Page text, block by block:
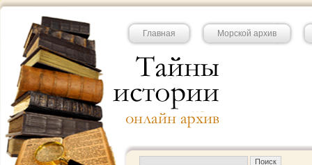
Главная Морской архив